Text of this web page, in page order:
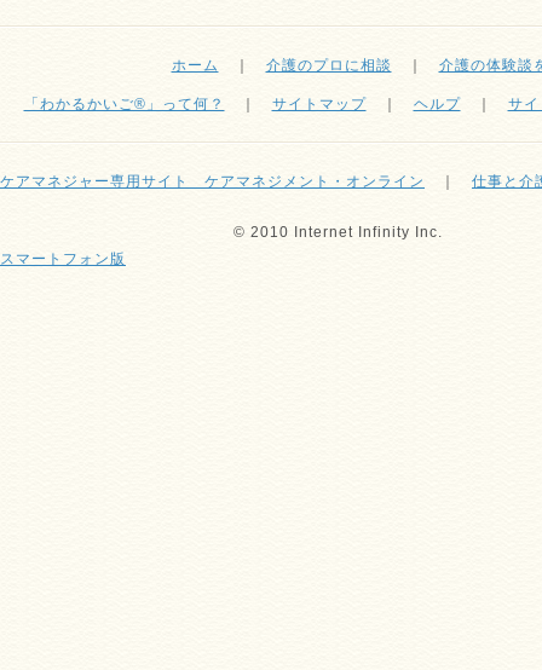
ホーム 介護のプロに相談 介護の体験談
「わかるかいご®」って何？ サイトマップ｜ ヘルプ｜ サ
ケアマネジャー専用サイト ケアマネジメント・オンライン 仕事と介
© 2010 Internet Infinity Inc.
スマートフォン版